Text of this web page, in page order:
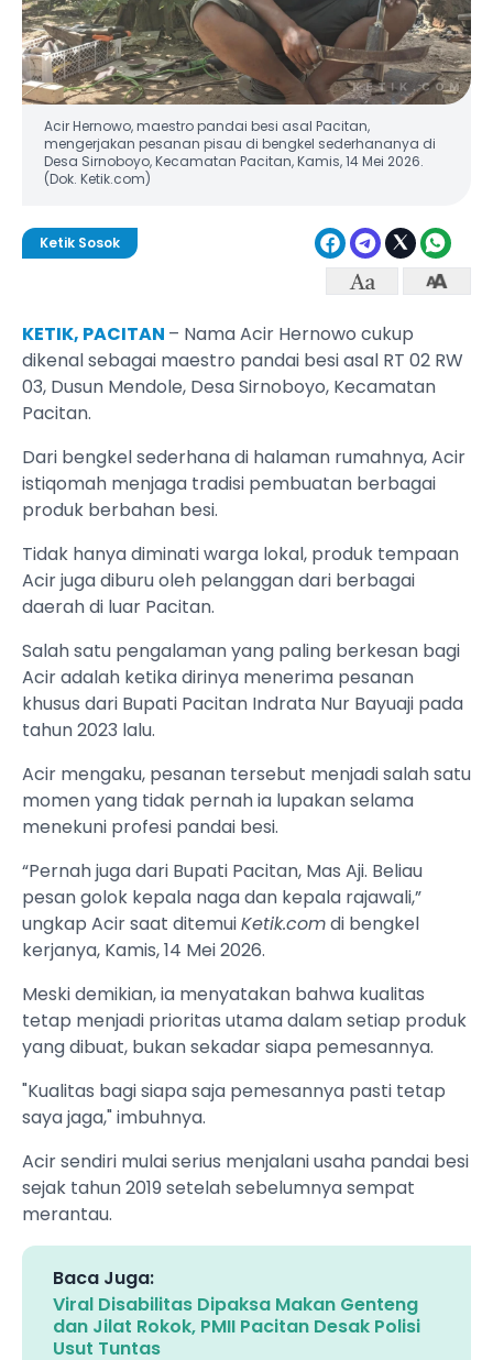
Acir Hernowo, maestro pandai besi asal Pacitan,
mengerjakan pesanan pisau di bengkel sederhananya di
Desa Sirnoboyo, Kecamatan Pacitan, Kamis, 14 Mei 2026.
(Dok. Ketik.com)
Ketik Sosok
KETIK, PACITAN – Nama Acir Hernowo cukup
dikenal sebagai maestro pandai besi asal RT 02 RW
03, Dusun Mendole, Desa Sirnoboyo, Kecamatan
Pacitan.
Dari bengkel sederhana di halaman rumahnya, Acir
istiqomah menjaga tradisi pembuatan berbagai
produk berbahan besi.
Tidak hanya diminati warga lokal, produk tempaan
Acir juga diburu oleh pelanggan dari berbagai
daerah di luar Pacitan.
Salah satu pengalaman yang paling berkesan bagi
Acir adalah ketika dirinya menerima pesanan
khusus dari Bupati Pacitan Indrata Nur Bayuaji pada
tahun 2023 lalu.
Acir mengaku, pesanan tersebut menjadi salah satu
momen yang tidak pernah ia lupakan selama
menekuni profesi pandai besi.
“Pernah juga dari Bupati Pacitan, Mas Aji. Beliau
pesan golok kepala naga dan kepala rajawali,”
ungkap Acir saat ditemuiKetik.comdi bengkel
kerjanya, Kamis, 14 Mei 2026.
Meski demikian, ia menyatakan bahwa kualitas
tetap menjadi prioritas utama dalam setiap produk
yang dibuat, bukan sekadar siapa pemesannya.
"Kualitas bagi siapa saja pemesannya pasti tetap
saya jaga," imbuhnya.
Acir sendiri mulai serius menjalani usaha pandai besi
sejak tahun 2019 setelah sebelumnya sempat
merantau.
Baca Juga:
Viral Disabilitas Dipaksa Makan Genteng
dan Jilat Rokok, PMII Pacitan Desak Polisi
Usut Tuntas